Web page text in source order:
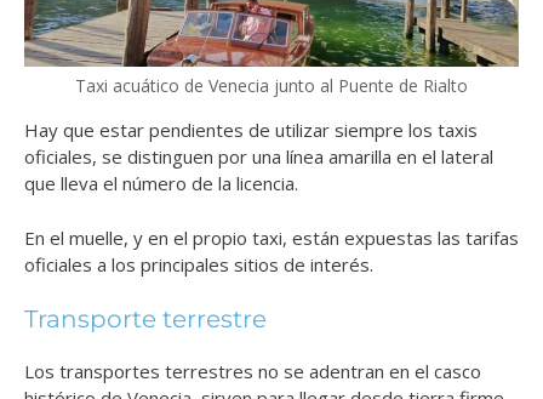
Taxi acuático de Venecia junto al Puente de Rialto
Hay que estar pendientes de utilizar siempre los taxis
oficiales, se distinguen por una línea amarilla en el lateral
que lleva el número de la licencia.
En el muelle, y en el propio taxi, están expuestas las tarifas
oficiales a los principales sitios de interés.
Transporte terrestre
Los transportes terrestres no se adentran en el casco